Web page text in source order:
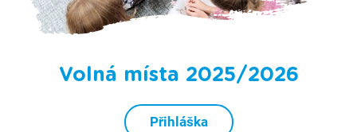
Volná místa 2025/2026
Přihláška